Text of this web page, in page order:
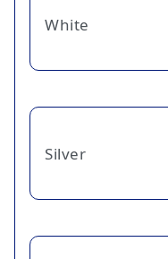
White
Silver